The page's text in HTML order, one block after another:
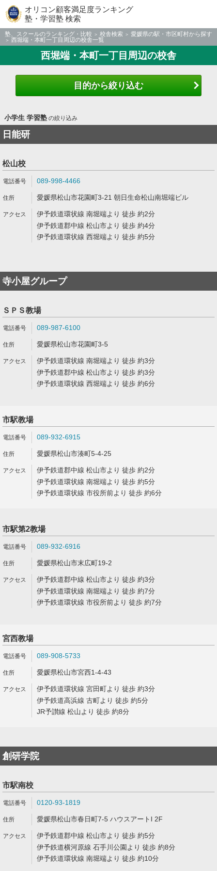
オリコン顧客満足度ランキング
塾・学習塾 検索
塾、スクールのランキング・比較 校舎検索
愛媛県の駅・市区町村から探す
西堀端・本町一丁目周辺の校舎一覧
西堀端・本町一丁目周辺の校舎
目的から絞り込む
小学生 学習塾の絞り込み
日能研
松山校
089-998-4466
愛媛県松山市花園町3-21 朝日生命松山南堀端ビル
伊予鉄道環状線 南堀端より 徒歩 約2分
伊予鉄道郡中線 松山市より 徒歩 約4分
伊予鉄道環状線 西堀端より 徒歩 約5分
寺小屋グループ
ＳＰＳ教場
089-987-6100
愛媛県松山市花園町3-5
伊予鉄道環状線 南堀端より 徒歩 約3分
伊予鉄道郡中線 松山市より 徒歩 約3分
伊予鉄道環状線 西堀端より 徒歩 約6分
市駅教場
089-932-6915
愛媛県松山市湊町5-4-25
伊予鉄道郡中線 松山市より 徒歩 約2分
伊予鉄道環状線 南堀端より 徒歩 約5分
伊予鉄道環状線 市役所前より 徒歩 約6分
市駅第2教場
089-932-6916
愛媛県松山市末広町19-2
伊予鉄道郡中線 松山市より 徒歩 約3分
伊予鉄道環状線 南堀端より 徒歩 約7分
伊予鉄道環状線 市役所前より 徒歩 約7分
宮西教場
089-908-5733
愛媛県松山市宮西1-4-43
伊予鉄道環状線 宮田町より 徒歩 約3分
伊予鉄道高浜線 古町より 徒歩 約5分
JR予讃線 松山より 徒歩 約8分
創研学院
市駅南校
0120-93-1819
愛媛県松山市春日町7-5 ハウスアートI 2F
伊予鉄道郡中線 松山市より 徒歩 約5分
伊予鉄道横河原線 石手川公園より 徒歩 約8分
伊予鉄道環状線 南堀端より 徒歩 約10分